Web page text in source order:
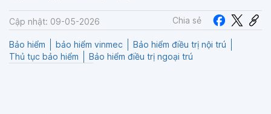
Cập nhật: 09-05-2026 Chia sẻ
Bảo hiểm bảo hiểm vinmec
Bảo hiểm điều trị nội trú
Thủ tục bảo hiểm
Bảo hiểm điều trị ngoại trú